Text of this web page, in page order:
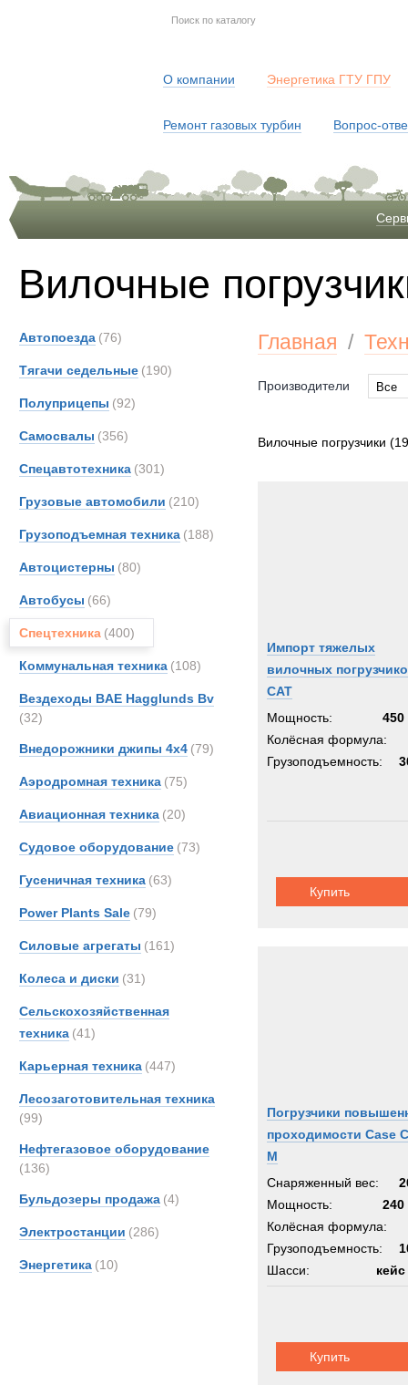
О компании Энергетика ГТУ ГПУ
Ремонт газовых турбин Вопрос-
Вилочные
Автопоезда (76)
Тягачи седельные (190)
Полуприцепы (92)
Самосвалы (356)
Спецавтотехника (301)
Грузовые автомобили (210)
Грузоподъемная техника (188)
Автоцистерны (80)
Автобусы (66)
Спецтехника (400)
Коммунальная техника (108)
Вездеходы BAE Hagglunds Bv
(32)
Внедорожники джипы 4х4 (79)
Аэродромная техника (75)
Авиационная техника (20)
Судовое оборудование (73)
Гусеничная техника (63)
Power Plants Sale (79)
Силовые агрегаты (161)
Колеса и диски (31)
Сельскохозяйственная
техника (41)
Карьерная техника (447)
Лесозаготовительная техника
(99)
Нефтегазовое оборудование
(136)
Бульдозеры продажа (4)
Электростанции (286)
Энергетика (10)
Главная /
Производители
Все
Вилочные погрузчики
Импорт тяжелых
вилочных
CAT
Мощность:
450
Колёсная формула:
Грузоподъемность:
Купить
Погрузчики
проходимости Case
M
Снаряженный вес:
Мощность:
240
Колёсная формула:
Грузоподъемность:
Шасси:
Купить